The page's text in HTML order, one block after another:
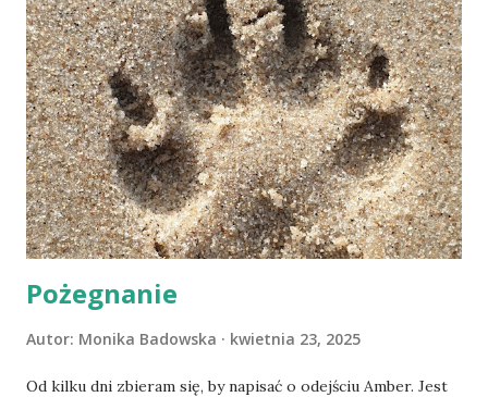
Pożegnanie
Autor: Monika Badowska kwietnia 23, 2025
Od kilku dni zbieram się, by napisać o odejściu Amber. Jest